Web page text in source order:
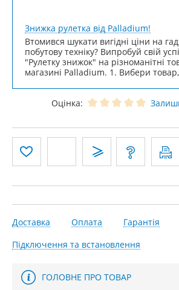
Знижка рулетка від Palladium!
Втомився шукати вигідні ціни на
побутову техніку? Випробуй свій
"Рулетку знижок" на різноманітні
магазині Palladium. 1. Вибери
Оцінка:
Доставка Оплата
Гарантія
Підключення та встановлення
ГОЛОВНЕ ПРО ТОВАР